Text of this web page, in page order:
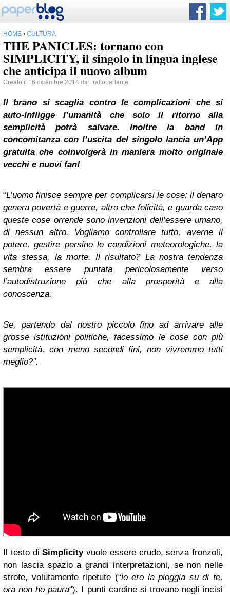
HOME › CULTURA
THE PANICLES: tornano con
SIMPLICITY, il singolo in lingua inglese
che anticipa il nuovo album
Creato il 16 dicembre 2014 da Fraltoparlante
Il brano si scaglia contro le complicazioni che si
auto-infligge l’umanità che solo il ritorno alla
semplicità potrà salvare. Inoltre la band in
concomitanza con l’uscita del singolo lancia un’App
gratuita che coinvolgerà in maniera molto originale
vecchi e nuovi fan!
“L’uomo finisce sempre per complicarsi le cose: il denaro
genera povertà e guerre, altro che felicità, e guarda caso
queste cose orrende sono invenzioni dell’essere umano,
di nessun altro. Vogliamo controllare tutto, averne il
potere, gestire persino le condizioni meteorologiche, la
vita stessa, la morte. Il risultato? La nostra tendenza
sembra essere puntata pericolosamente verso
l’autodistruzione più che alla prosperità e alla
conoscenza.
Se, partendo dal nostro piccolo fino ad arrivare alle
grosse istituzioni politiche, facessimo le cose con più
semplicità, con meno secondi fini, non vivremmo tutti
meglio?”.
Il testo diSimplicityvuole essere crudo, senza fronzoli,
non lascia spazio a grandi interpretazioni, se non nelle
strofe, volutamente ripetute (“io ero la pioggia su di te,
ora non ho paura“). I punti cardine si trovano negli incisi